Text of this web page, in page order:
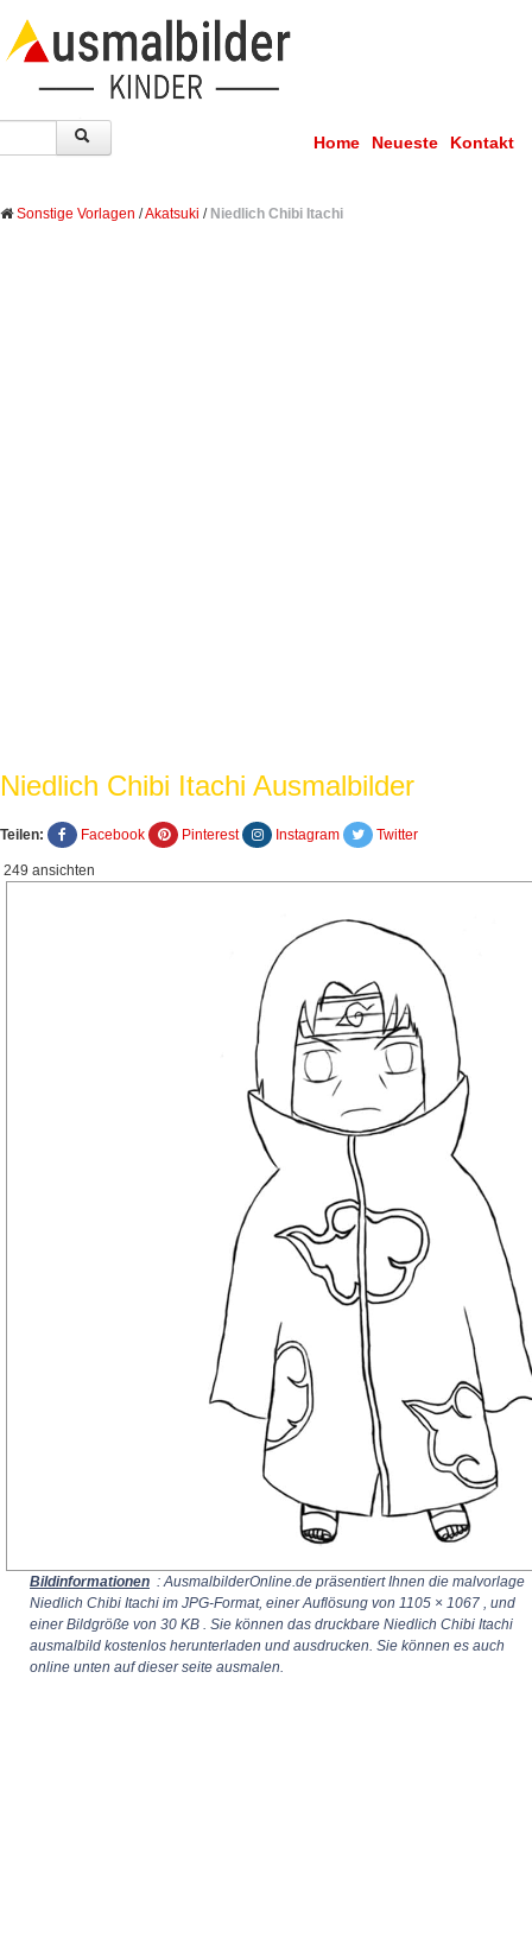
Home Neueste Kontakt
Sonstige Vorlagen /Akatsuki / Niedlich Chibi Itachi
Niedlich Chibi Itachi Ausmalbilder
Teilen: Facebook Pinterest Instagram Twitter
249 ansichten
Bildinformationen : AusmalbilderOnline.de präsentiert Ihnen die malvorlage
Niedlich Chibi Itachi im JPG-Format, einer Auflösung von 1105 × 1067 , und
einer Bildgröße von 30 KB . Sie können das druckbare Niedlich Chibi Itachi
ausmalbild kostenlos herunterladen und ausdrucken. Sie können es auch
online unten auf dieser seite ausmalen.